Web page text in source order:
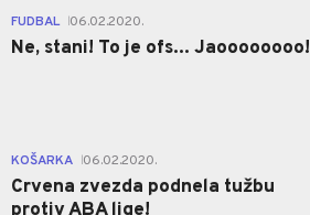
FUDBAL 06.02.2020.
Ne, stani! To je ofs... Jaoooooooo!
KOŠARKA 06.02.2020.
Crvena zvezda podnela tužbu